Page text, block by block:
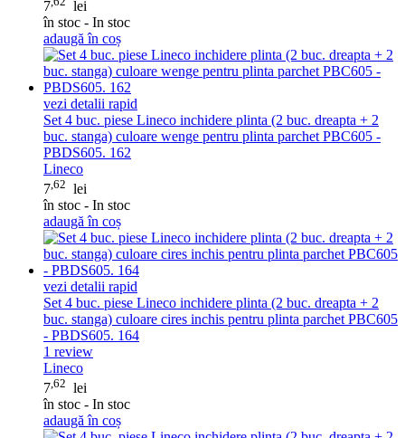
7
lei
în stoc - In stoc
adaugă în coș
vezi detalii rapid
Set 4 buc. piese Lineco inchidere plinta (2 buc. dreapta + 2
buc. stanga) culoare wenge pentru plinta parchet PBC605 -
PBDS605. 162
Lineco
7 ,62 lei
în stoc - In stoc
adaugă în coș
vezi detalii rapid
Set 4 buc. piese Lineco inchidere plinta (2 buc. dreapta + 2
buc. stanga) culoare cires inchis pentru plinta parchet PBC605
- PBDS605. 164
1 review
Lineco
7,62 lei
în stoc - In stoc
adaugă în coș